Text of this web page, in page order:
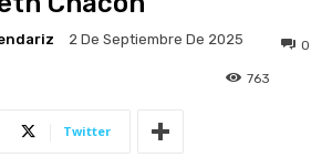
2 De Septiembre De 2025 0
763
Twitter